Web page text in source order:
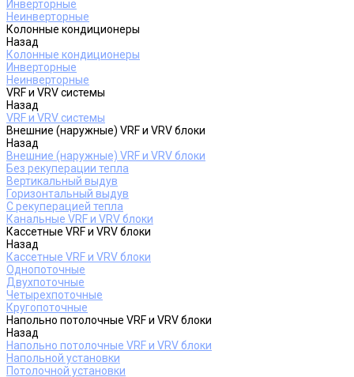
Инверторные
Неинверторные
Колонные кондиционеры
Назад
Колонные кондиционеры
Инверторные
Неинверторные
VRF и VRV системы
Назад
VRF и VRV системы
Внешние (наружные) VRF и VRV блоки
Назад
Внешние (наружные) VRF и VRV блоки
Без рекуперации тепла
Вертикальный выдув
Горизонтальный выдув
С рекуперацией тепла
Канальные VRF и VRV блоки
Кассетные VRF и VRV блоки
Назад
Кассетные VRF и VRV блоки
Однопоточные
Двухпоточные
Четырехпоточные
Кругопоточные
Напольно потолочные VRF и VRV блоки
Назад
Напольно потолочные VRF и VRV блоки
Напольной установки
Потолочной установки